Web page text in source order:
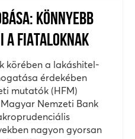
KÖNNYEBB
A FIATALOKNAK
körében a lakáshitel-
érdekében
mutatók (HFM)
Nemzeti Bank
nagyon gyorsan